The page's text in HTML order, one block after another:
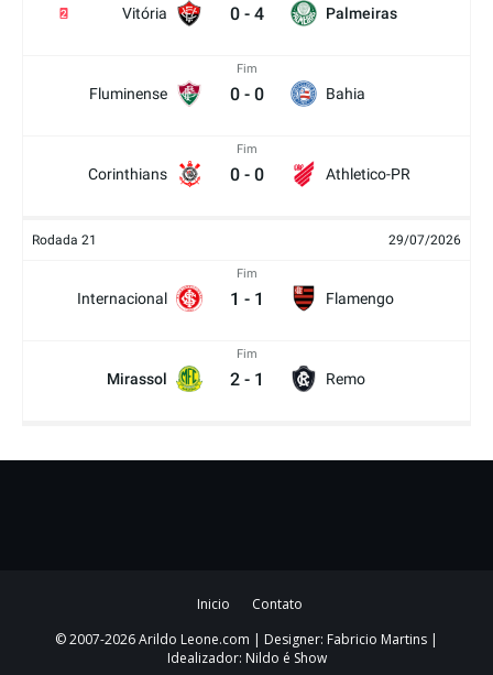
Vitória
2 0 - 4 Palmeiras
Fluminense
Fim
0 - 0 Bahia
Corinthians
Fim
0 - 0 Athletico-PR
Rodada 21 29/07/2026
Internacional
Fim
1 - 1 Flamengo
Mirassol
Fim
2 - 1 Remo
Inicio
Contato
© 2007-2026 Arildo Leone.com | Designer: Fabricio Martins |
Idealizador: Nildo é Show